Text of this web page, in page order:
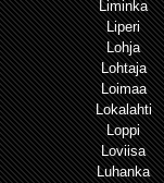
Liminka
Liperi
Lohja
Lohtaja
Loimaa
Lokalahti
Loppi
Loviisa
Luhanka